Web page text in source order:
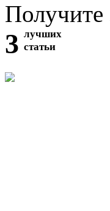
Получите
3 лучших
статьи